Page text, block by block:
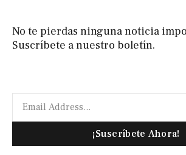
No te pierdas ninguna noticia
Suscríbete a nuestro boletín.
¡Suscríbete Ahora!